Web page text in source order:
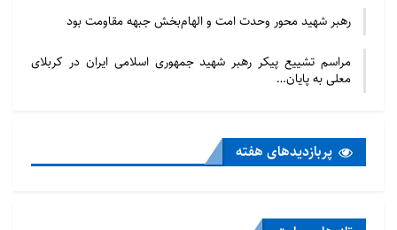
رهبر شهید محور وحدت امت و الهام‌بخش جبهه مقاومت بود
مراسم تشییع پیکر رهبر شهید جمهوری اسلامی ایران در کربلای
معلی به پایان…
پربازدید‌های هفته